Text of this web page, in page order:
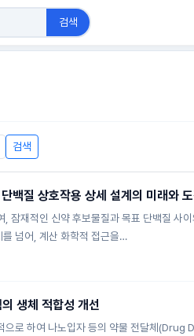
검색
검색
백질 상호작용 상세 설계의 미래와
잠재적인 신약 후보물질과 목표 단백질 사
를 넘어, 계산 화학적 접근을…
생체 적합성 개선
으로 하여 나노입자 등의 약물 전달체